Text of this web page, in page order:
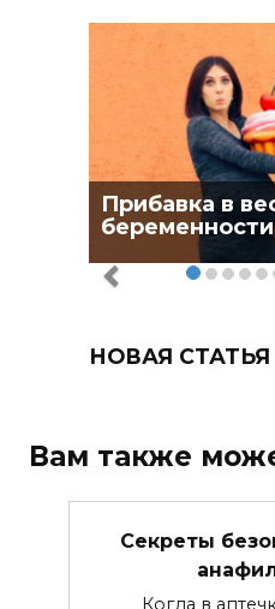
Прибавка в
НОВАЯ
Вам также
Секреты
Когда в